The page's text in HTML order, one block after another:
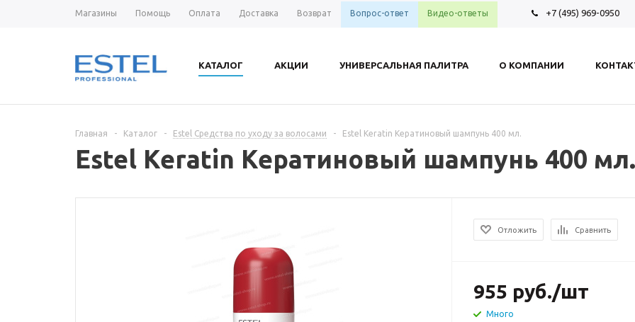
Магазины Помощь Оплата Доставка Возврат Вопрос-ответ Видео-ответы +7 (495) 969-0950
КАТАЛОГ АКЦИИ УНИВЕРСАЛЬНАЯ ПАЛИТРА О КОМПАНИИ
Главная - Каталог - Estel Средства по уходу за волосами - Estel Keratin Кератиновый шампунь 400 мл.
Estel Keratin Кератиновый шампунь 400 мл.
Отложить Сравнить
955 руб./шт
Много